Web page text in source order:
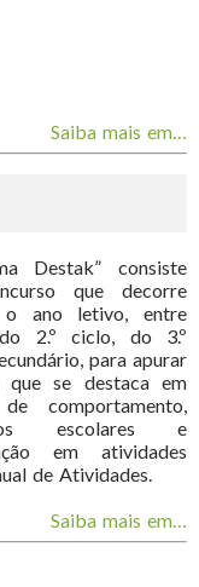
Saiba mais em…
Destak” consiste
que decorre
o ano letivo, entre
2.º ciclo, do 3.º
para apurar
se destaca em
comportamento,
escolares e
em atividades
de Atividades.
Saiba mais em…